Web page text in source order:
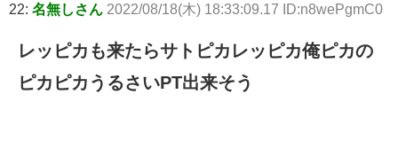
22: 名無しさん 2022/08/18(木) 18:33:09.17 ID:n8wePgmC0
レッピカも来たらサトピカレッピカ俺ピカの
ピカピカうるさいPT出来そう